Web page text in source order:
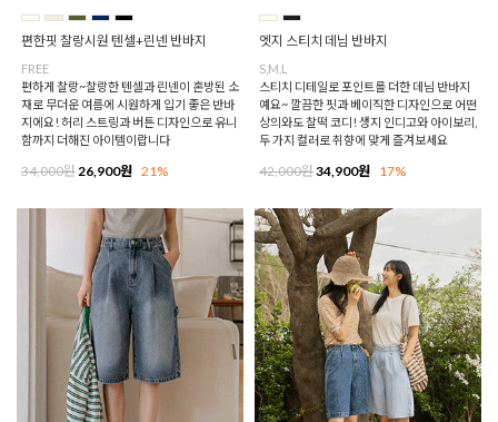
편한핏 찰랑시원 텐셀+린넨 반바지
FREE
편하게 찰랑~찰랑한 텐셀과 린넨이 혼방된 소
재로 무더운 여름에 시원하게 입기 좋은 반바
지에요! 허리 스트링과 버튼 디자인으로 유니
함까지 더해진 아이템이랍니다
34,000원26,900원 21%
엣지 스티치 데님 반바지
S,M,L
스티치 디테일로 포인트를 더한 데님 반바지
예요~ 깔끔한 핏과 베이직한 디자인으로 어떤
상의와도 찰떡 코디! 생지 인디고와 아이보리,
두 가지 컬러로 취향에 맞게 즐겨보세요
42,000원34,900원 17%